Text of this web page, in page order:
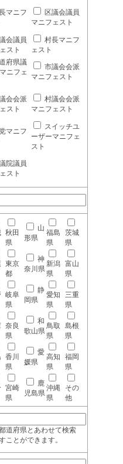
マニフ
区議会議員
マニフェスト
会議員
スト
村長マニフ
ェスト
府県議
ニフェ
市議会会派
マニフェスト
会会派
スト
村議会会派
マニフェスト
マニフ
スイッチユ
ーザーマニフェ
スト
院議員
スト
秋田
県
山
形県
福島
県
茨城
県
東京
都
神
奈川県
新潟
県
富山
県
岐阜
県
静
岡県
愛知
県
三重
県
奈良
県
和
歌山県
鳥取
県
島根
県
香川
県
愛
媛県
高知
県
福岡
県
宮崎
県
鹿
児島県
沖縄
県
その
他
道府県とあわせて検索
ことができます。